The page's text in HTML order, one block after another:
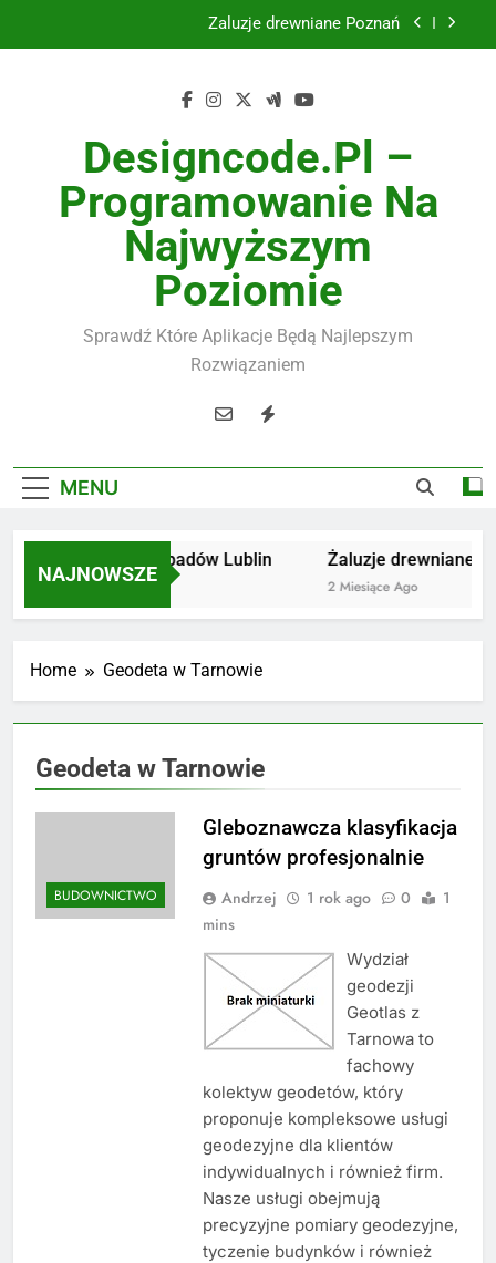
Żaluzje drewniane Poznań
Utylizacja odpadów Lublin
Żaluzje drewniane Poznań
Instalacje elektryczne Gdańsk
Designcode.pl –
Programowanie Na
Najwyższym
Poziomie
Sprawdź Które Aplikacje Będą Najlepszym
Rozwiązaniem
MENU
NAJNOWSZE
Utylizacja odpadów Lublin
2 Miesiące Ago
Żaluzje drewniane
2 Miesiące Ago
Home Geodeta w Tarnowie
Geodeta w Tarnowie
BUDOWNICTWO
Gleboznawcza klasyfikacja
gruntów profesjonalnie
Andrzej 1 rok ago 0
1
mins
Wydział
geodezji
Geotlas z
Tarnowa to
fachowy
kolektyw geodetów, który
proponuje kompleksowe usługi
geodezyjne dla klientów
indywidualnych i również firm.
Nasze usługi obejmują
precyzyjne pomiary geodezyjne,
tyczenie budynków i również